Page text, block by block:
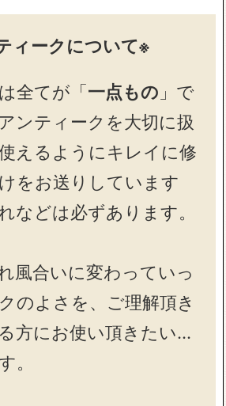
ィークについて※
全てが「一点もの 」で
ンティークを大切に扱
えるようにキレイに修
をお送りしています
などは必ずあります。
風合いに変わっていっ
のよさを、ご理解頂き
方にお使い頂きたい…
。